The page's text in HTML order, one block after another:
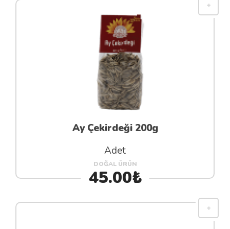
Ay Çekirdeği 200g
Adet
DOĞAL ÜRÜN
45.00₺